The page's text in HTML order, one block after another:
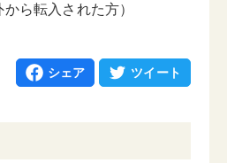
ら転入された方）
シェア ツイート